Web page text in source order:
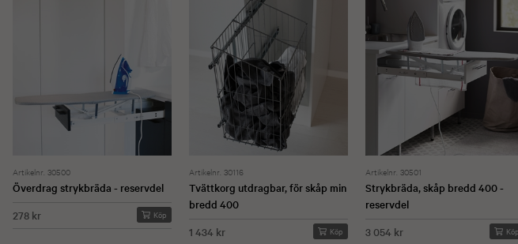
Artikelnr. 30500
Överdrag strykbräda - reservdel
278 kr
Köp
Artikelnr. 30116
Tvättkorg utdragbar, för skåp min
bredd 400
1 434 kr
Köp
Artikelnr. 30501
Strykbräda, skåp bredd 400 -
reservdel
3 054 kr
Köp